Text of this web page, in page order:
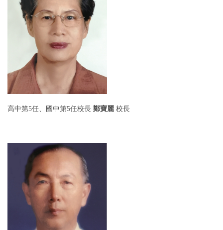
高中第5任、國中第5任校長 鄭寶麗 校長